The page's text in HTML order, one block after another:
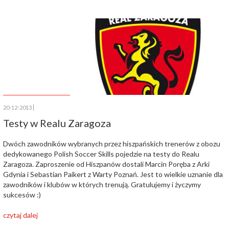
20-12-2013
Testy w Realu Zaragoza
Dwóch zawodników wybranych przez hiszpańskich trenerów z obozu
dedykowanego Polish Soccer Skills pojedzie na testy do Realu
Zaragoza. Zaproszenie od Hiszpanów dostali Marcin Poręba z Arki
Gdynia i Sebastian Paikert z Warty Poznań. Jest to wielkie uznanie dla
zawodników i klubów w których trenują. Gratulujemy i życzymy
sukcesów :)
czytaj dalej